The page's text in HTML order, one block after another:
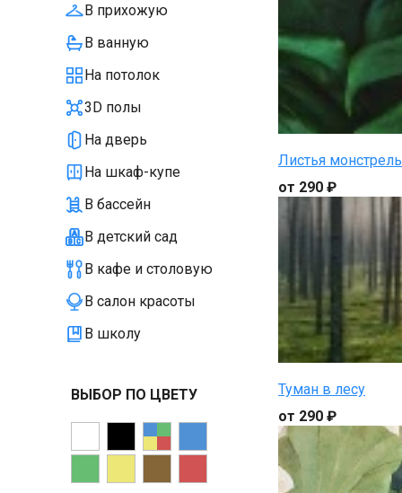
В прихожую
В ванную
На потолок
3D полы
На дверь
На шкаф-купе
В бассейн
В детский сад
В кафе и столовую
В салон красоты
В школу
ВЫБОР ПО ЦВЕТУ
Листья
от 290 ₽
Туман в лесу
от 290 ₽